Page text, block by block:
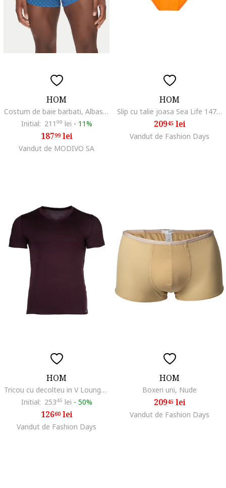
HOM
Costum de baie barbati, Albastru
Initial: 211 99 lei - 11%
18799lei
Vandut de MODIVO SA
HOM
Slip cu talie joasa Sea Life 14703
20945lei
Vandut de Fashion Days
HOM
Tricou cu decolteu in V Loungewear, Visiniu
Initial: 25345 lei - 50%
12660lei
Vandut de Fashion Days
HOM
Boxeri uni, Nude
20945lei
Vandut de Fashion Days